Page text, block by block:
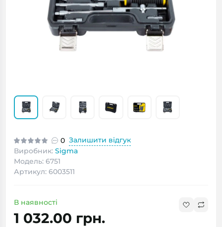
0 Залишити відгук
Виробник: Sigma
Модель: 6751
Артикул: 6003511
В наявності
1 032.00 грн.